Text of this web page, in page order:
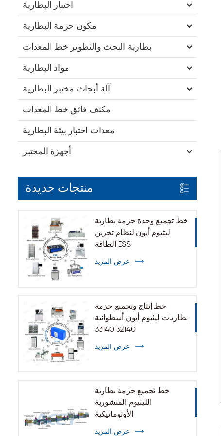
اختبار البطارية
مكون حزمة البطارية
بطارية البحث والتطوير خط المعدات
مواد البطارية
آلة أبحاث مختبر البطارية
مكثف فائق خط المعدات
معدات اختبار بيئة البطارية
أجهزة المختبر
منتجات جديدة
خط تجميع وحدة حزمة بطارية
ليثيوم أيون لنظام تخزين
الطاقة ESS
عرض المزيد
خط إنتاج وتجميع حزمة
بطاريات ليثيوم أيون أسطوانية
32140 33140
عرض المزيد
خط تجميع حزمة بطارية
الليثيوم المنشورية
الأوتوماتيكية
عرض المزيد